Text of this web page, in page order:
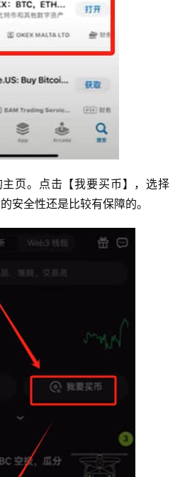
页。点击【我要买币】，选择
安全性还是比较有保障的。